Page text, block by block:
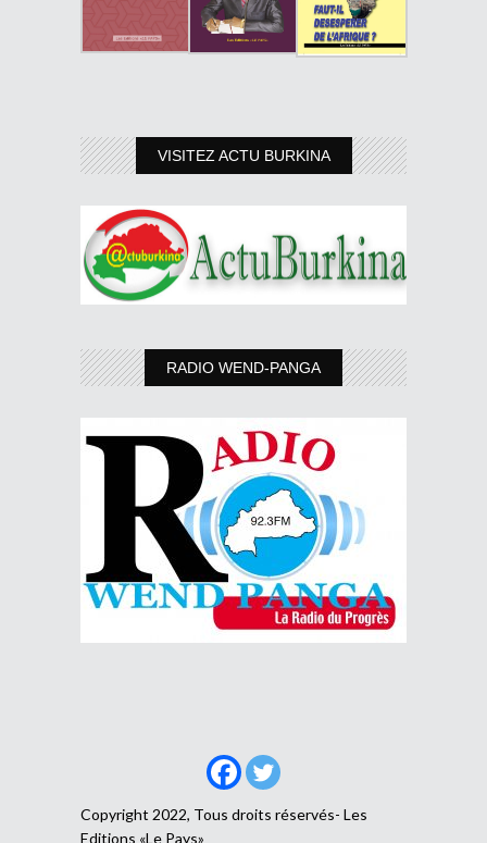
VISITEZ ACTU BURKINA
RADIO WEND-PANGA
Copyright 2022, Tous droits réservés- Les
Editions «Le Pays»